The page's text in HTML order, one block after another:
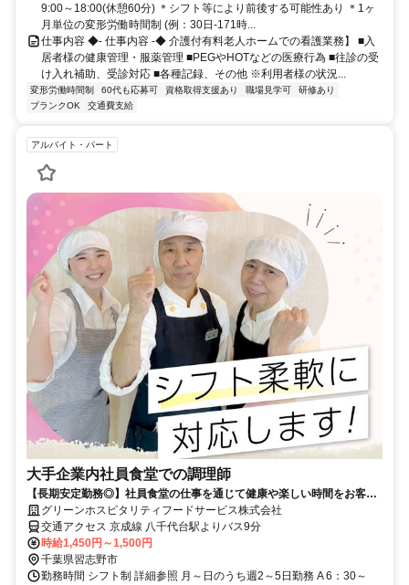
9:00～18:00(休憩60分) ＊シフト等により前後する可能性あり ＊1ヶ
月単位の変形労働時間制 (例：30日-171時...
仕事内容 ◆- 仕事内容 -◆ 介護付有料老人ホームでの看護業務】 ■入
居者様の健康管理・服薬管理 ■PEGやHOTなどの医療行為 ■往診の受
け入れ補助、受診対応 ■各種記録、その他 ※利用者様の状況...
変形労働時間制 60代も応募可 資格取得支援あり 職場見学可
研修あり
ブランクOK
交通費支給
アルバイト・パート
大手企業内社員食堂での調理師
【長期安定勤務◎】社員食堂の仕事を通じて健康や楽しい時間をお客様
にお届けしませんか？
グリーンホスピタリティフードサービス株式会社
交通アクセス 京成線 八千代台駅よりバス9分
時給1,450円～1,500円
千葉県習志野市
勤務時間 シフト制 詳細参照 月～日のうち週2～5日勤務 A 6：30～